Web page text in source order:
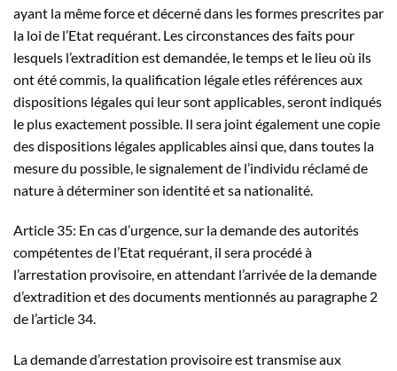
ayant la même force et décerné dans les formes prescrites par
la loi de l’Etat requérant. Les circonstances des faits pour
lesquels l’extradition est demandée, le temps et le lieu où ils
ont été commis, la qualification légale etles références aux
dispositions légales qui leur sont applicables, seront indiqués
le plus exactement possible. Il sera joint également une copie
des dispositions légales applicables ainsi que, dans toutes la
mesure du possible, le signalement de l’individu réclamé de
nature à déterminer son identité et sa nationalité.
Article 35: En cas d’urgence, sur la demande des autorités
compétentes de l’Etat requérant, il sera procédé à
l’arrestation provisoire, en attendant l’arrivée de la demande
d’extradition et des documents mentionnés au paragraphe 2
de l’article 34.
La demande d’arrestation provisoire est transmise aux